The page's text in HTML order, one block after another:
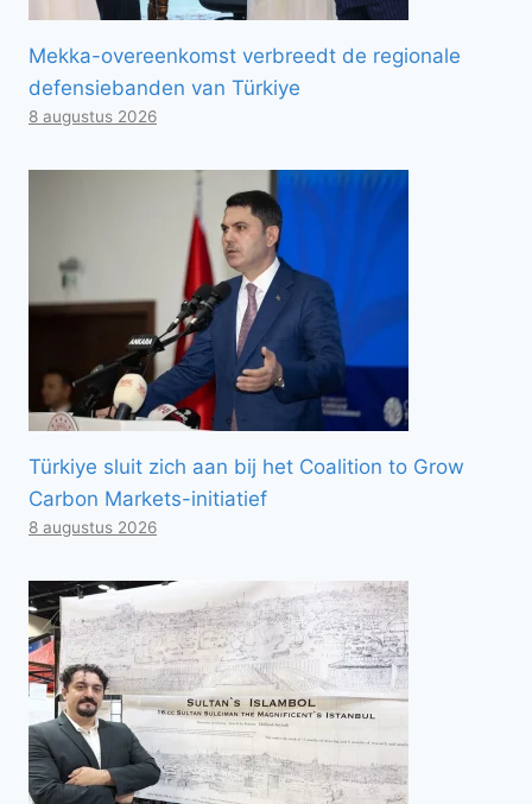
Mekka-overeenkomst verbreedt de regionale
defensiebanden van Türkiye
8 augustus 2026
Türkiye sluit zich aan bij het Coalition to Grow
Carbon Markets-initiatief
8 augustus 2026